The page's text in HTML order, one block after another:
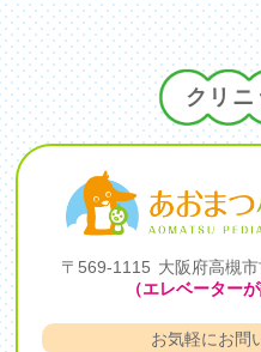
クリニ
〒569-1115 大阪府高槻
（エレベーター
お気軽にお問